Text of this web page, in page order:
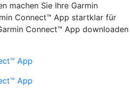
machen Sie Ihre Garmin
Connect™ App startklar für
Connect™ App downloaden
App
App